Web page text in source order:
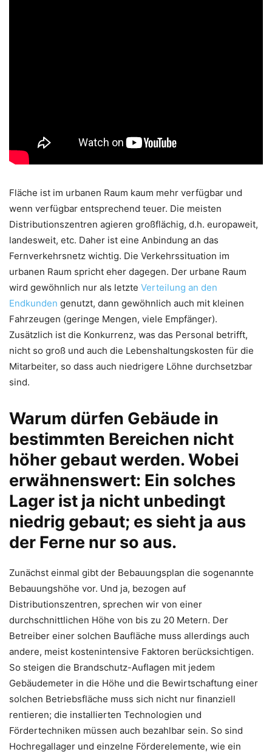
Fläche ist im urbanen Raum kaum mehr verfügbar und
wenn verfügbar entsprechend teuer. Die meisten
Distributionszentren agieren großflächig, d.h. europaweit,
landesweit, etc. Daher ist eine Anbindung an das
Fernverkehrsnetz wichtig. Die Verkehrssituation im
urbanen Raum spricht eher dagegen. Der urbane Raum
wird gewöhnlich nur als letzte Verteilung an den
Endkunden genutzt, dann gewöhnlich auch mit kleinen
Fahrzeugen (geringe Mengen, viele Empfänger).
Zusätzlich ist die Konkurrenz, was das Personal betrifft,
nicht so groß und auch die Lebenshaltungskosten für die
Mitarbeiter, so dass auch niedrigere Löhne durchsetzbar
sind.
Warum dürfen Gebäude in
bestimmten Bereichen nicht
höher gebaut werden. Wobei
erwähnenswert: Ein solches
Lager ist ja nicht unbedingt
niedrig gebaut; es sieht ja aus
der Ferne nur so aus.
Zunächst einmal gibt der Bebauungsplan die sogenannte
Bebauungshöhe vor. Und ja, bezogen auf
Distributionszentren, sprechen wir von einer
durchschnittlichen Höhe von bis zu 20 Metern. Der
Betreiber einer solchen Baufläche muss allerdings auch
andere, meist kostenintensive Faktoren berücksichtigen.
So steigen die Brandschutz-Auflagen mit jedem
Gebäudemeter in die Höhe und die Bewirtschaftung einer
solchen Betriebsfläche muss sich nicht nur finanziell
rentieren; die installierten Technologien und
Fördertechniken müssen auch bezahlbar sein. So sind
Hochregallager und einzelne Förderelemente, wie ein